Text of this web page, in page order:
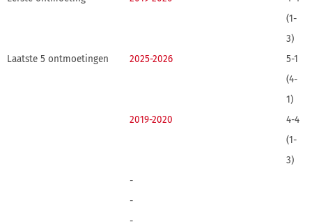
(1-
3)
Laatste 5 ontmoetingen
2025-2026
5-1
(4-
1)
2019-2020
4-4
(1-
3)
-
-
-